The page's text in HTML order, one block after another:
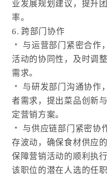
业发展规划建议，提升
率。
6. 跨部门协作
﹡ 与运营部门紧密合作
活动的协同性，及时调
需求。
﹡ 与研发部门沟通协作
者需求，提出菜品创新
定营销方案。
﹡ 与供应链部门紧密协
存波动，确保食材供应
保障营销活动的顺利执行
该职位的潜在人选的任